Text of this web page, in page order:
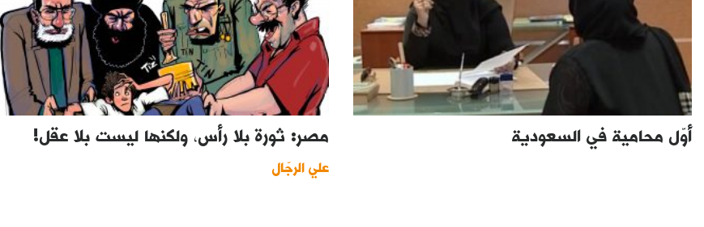
أوّل محامية في السعودية مصر: ثورة بلا رأس، ولكنها ليست بلا عقل!
علي الرجّال